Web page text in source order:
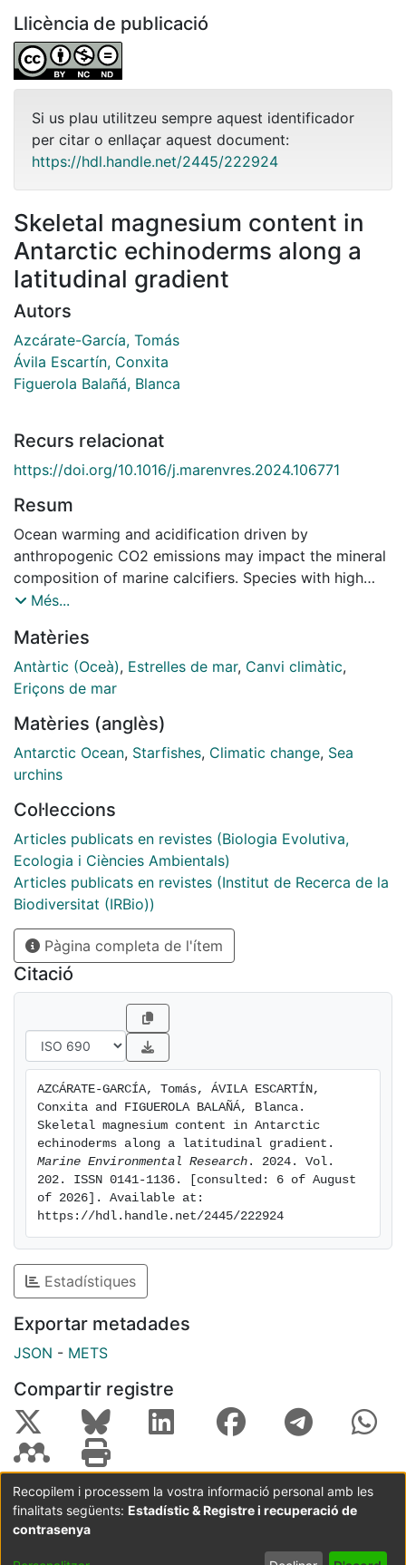
Llicència de publicació
Si us plau utilitzeu sempre aquest identificador
per citar o enllaçar aquest document:
https://hdl.handle.net/2445/222924
Skeletal magnesium content in
Antarctic echinoderms along a
latitudinal gradient
Autors
Azcárate-García, Tomás
Ávila Escartín, Conxita
Figuerola Balañá, Blanca
Recurs relacionat
https://doi.org/10.1016/j.marenvres.2024.106771
Resum
Ocean warming and acidification driven by
anthropogenic CO2 emissions may impact the mineral
composition of marine calcifiers. Species with high
skeletal Mg content could be more susceptible in polar
temperatures. We aimed to assess the environmental
influence on skeletal Mg content of Antarctic
echinoderms belonging to Asteroidea, Ophiuroidea,
latitudinal gradient from the South Shetland Islands to
Rothera (Adelaide Island). We found that all skeletal
structures, except for echinoid spines, exhibited high
Our results suggest that asteroids and holothuroids
exert a higher biological capacity to regulate Mg
incorporation into their skeletons. In contrast, the
variability observed in the skeletal Mg content of
ophiuroids and echinoids appears to be more
influenced by local environmental conditions. Species-
specific differences in how environmental factors
affect the skeletal Mg content can thus be expected
as a response to global climate change.
Més...
Matèries
Antàrtic (Oceà), Estrelles de mar, Canvi climàtic,
Eriçons de mar
Matèries (anglès)
Antarctic Ocean, Starfishes, Climatic change, Sea
urchins
Col·leccions
Articles publicats en revistes (Biologia Evolutiva,
Ecologia i Ciències Ambientals)
Articles publicats en revistes (Institut de Recerca de la
Biodiversitat (IRBio))
Pàgina completa de l'ítem
Citació
AZCÁRATE-GARCÍA, Tomás, ÁVILA ESCARTÍN,
Conxita and FIGUEROLA BALAÑÁ, Blanca.
Skeletal magnesium content in Antarctic
Marine Environmental Research . 2024. Vol.
202. ISSN 0141-1136. [consulted: 6 of August
of 2026]. Available at:
https://hdl.handle.net/2445/222924
Estadístiques
Exportar metadades
JSON - METS
Compartir registre
Coordinació:CRAI UB Avís legal
Metadades
subjectes a:
Configuració
Recopilem i processem la vostra informació personal amb les
finalitats següents: Estadístic & Registre i recuperació de
contrasenya